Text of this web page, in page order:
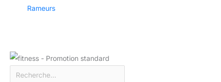
Rameurs